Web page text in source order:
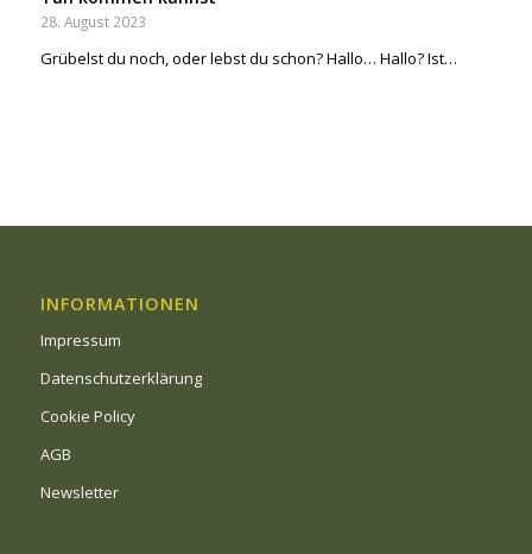
28. August 2023
Grübelst du noch, oder lebst du schon? Hallo… Hallo? Ist…
INFORMATIONEN
Impressum
Datenschutzerklärung
Cookie Policy
AGB
Newsletter